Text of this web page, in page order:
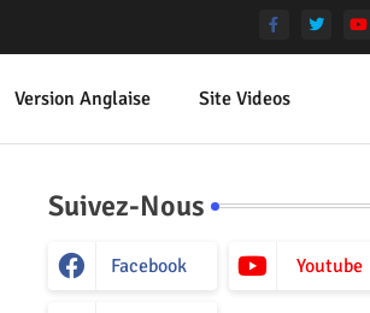
Version Anglaise Site Videos
Suivez-Nous
Facebook Youtube